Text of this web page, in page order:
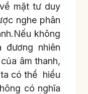
mặt tư duy
nghe phân
không
nhiên
âm thanh,
có thể hiểu
có nghĩa